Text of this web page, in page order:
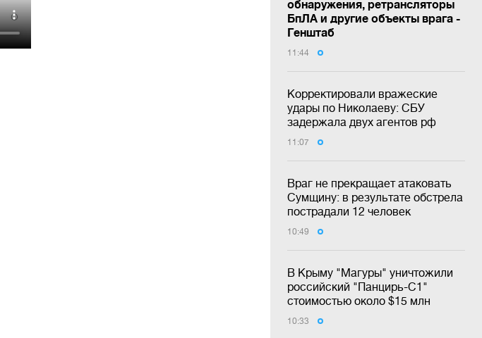
обнаружения, ретрансляторы
БпЛА и другие объекты врага -
Генштаб
11:44
Корректировали вражеские
удары по Николаеву: СБУ
задержала двух агентов рф
11:07
Враг не прекращает атаковать
Сумщину: в результате обстрела
пострадали 12 человек
10:49
В Крыму "Магуры" уничтожили
российский "Панцирь-С1"
стоимостью около $15 млн
10:33